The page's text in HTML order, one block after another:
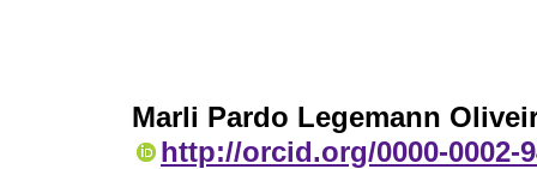
Marli Pardo Legemann
http://orcid.org/0000-0002-